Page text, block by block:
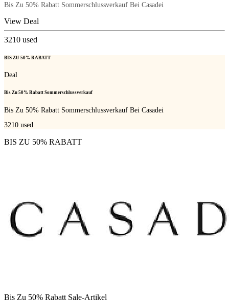
Bis Zu 50% Rabatt Sommerschlussverkauf Bei Casadei
View Deal
3210 used
BIS ZU 50% RABATT
Deal
Bis Zu 50% Rabatt Sommerschlussverkauf
Bis Zu 50% Rabatt Sommerschlussverkauf Bei Casadei
3210 used
BIS ZU 50% RABATT
Bis Zu 50% Rabatt Sale-Artikel